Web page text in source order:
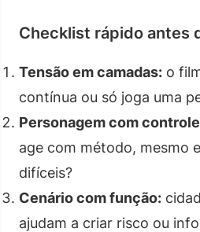
Checklist rápido antes
Tensão em camadas: o
contínua ou só joga uma
Personagem com
age com método, mesmo
difíceis?
Cenário com função:
ajudam a criar risco ou